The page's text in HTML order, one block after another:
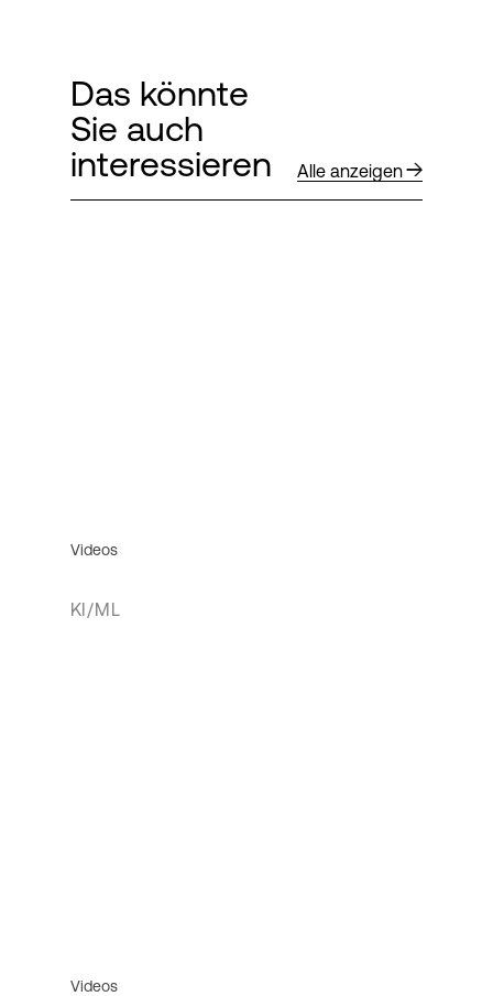
Das könnte
Sie auch
interessieren
Alle anzeigen
Videos
KI/ML
Videos